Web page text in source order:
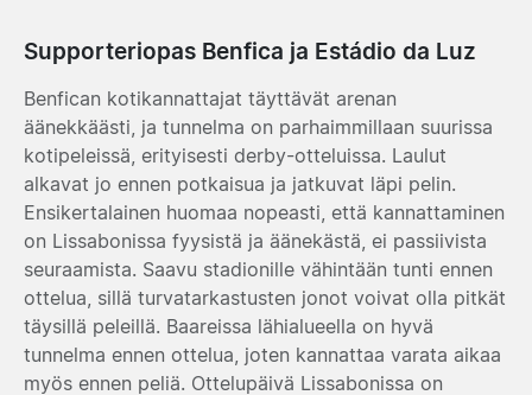
Supporteriopas Benfica ja Estádio da Luz
Benfican kotikannattajat täyttävät arenan
äänekkäästi, ja tunnelma on parhaimmillaan suurissa
kotipeleissä, erityisesti derby-otteluissa. Laulut
alkavat jo ennen potkaisua ja jatkuvat läpi pelin.
Ensikertalainen huomaa nopeasti, että kannattaminen
on Lissabonissa fyysistä ja äänekästä, ei passiivista
seuraamista. Saavu stadionille vähintään tunti ennen
ottelua, sillä turvatarkastusten jonot voivat olla pitkät
täysillä peleillä. Baareissa lähialueella on hyvä
tunnelma ennen ottelua, joten kannattaa varata aikaa
myös ennen peliä. Ottelupäivä Lissabonissa on